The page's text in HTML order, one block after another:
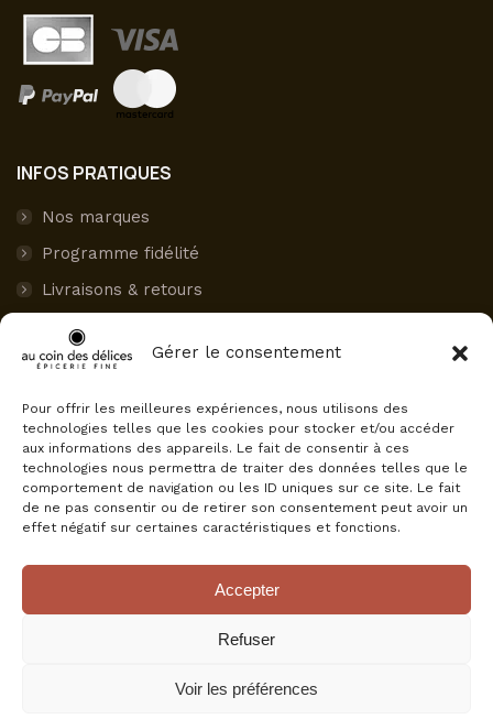
Gérer le consentement
Pour offrir les meilleures expériences, nous utilisons des
technologies telles que les cookies pour stocker et/ou accéder
aux informations des appareils. Le fait de consentir à ces
technologies nous permettra de traiter des données telles que le
comportement de navigation ou les ID uniques sur ce site. Le fait
de ne pas consentir ou de retirer son consentement peut avoir un
effet négatif sur certaines caractéristiques et fonctions.
Accepter
Refuser
Voir les préférences
INFOS PRATIQUES
Nos marques
Programme fidélité
Livraisons & retours
Paiement sécurisé
Mon compte
AVIS CLIENTS
Au Coin des Délices
4.5
Basé sur 75 avis
powered byGoogle